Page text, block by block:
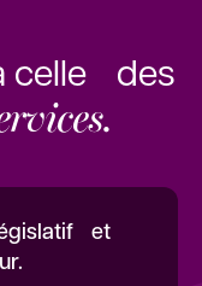
celle des
et